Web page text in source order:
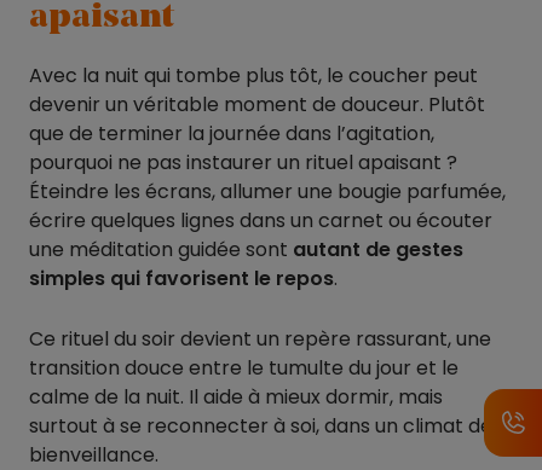
apaisant
Avec la nuit qui tombe plus tôt, le coucher peut
devenir un véritable moment de douceur. Plutôt
que de terminer la journée dans l’agitation,
pourquoi ne pas instaurer un rituel apaisant ?
Éteindre les écrans, allumer une bougie parfumée,
écrire quelques lignes dans un carnet ou écouter
une méditation guidée sont autant de gestes
simples qui favorisent le repos.
Ce rituel du soir devient un repère rassurant, une
transition douce entre le tumulte du jour et le
calme de la nuit. Il aide à mieux dormir, mais
surtout à se reconnecter à soi, dans un climat de
bienveillance.